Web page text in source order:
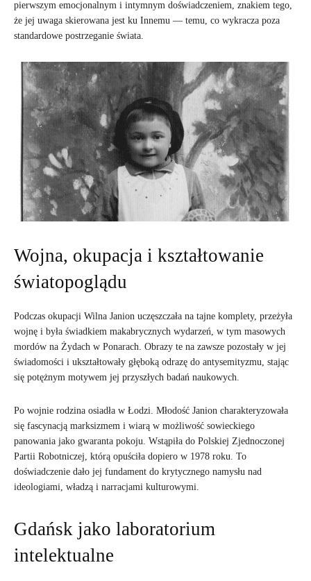
pierwszym emocjonalnym i intymnym doświadczeniem, znakiem tego,
że jej uwaga skierowana jest ku Innemu — temu, co wykracza poza
standardowe postrzeganie świata.
Wojna, okupacja i kształtowanie
światopoglądu
Podczas okupacji Wilna Janion uczęszczała na tajne komplety, przeżyła
wojnę i była świadkiem makabrycznych wydarzeń, w tym masowych
mordów na Żydach w Ponarach. Obrazy te na zawsze pozostały w jej
świadomości i ukształtowały głęboką odrazę do antysemityzmu, stając
się potężnym motywem jej przyszłych badań naukowych.
Po wojnie rodzina osiadła w Łodzi. Młodość Janion charakteryzowała
się fascynacją marksizmem i wiarą w możliwość sowieckiego
panowania jako gwaranta pokoju. Wstąpiła do Polskiej Zjednoczonej
Partii Robotniczej, którą opuściła dopiero w 1978 roku. To
doświadczenie dało jej fundament do krytycznego namysłu nad
ideologiami, władzą i narracjami kulturowymi.
Gdańsk jako laboratorium
intelektualne